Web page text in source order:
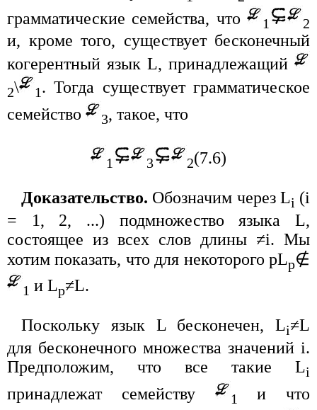
грамматические семейства, что
1 2
и, кроме того, существует бесконечный
когерентный язык L, принадлежащий
2\ 1. Тогда существует грамматическое
семейство
3, такое, что
1 3 2(7.6)
Доказательство. Обозначим через Li (i
= 1, 2, ...) подмножество языка L,
состоящее из всех слов длины ≠i. Мы
хотим показать, что для некоторого pLp∉
1 и Lp≠L.
Поскольку язык L бесконечен, Li≠L
для бесконечного множества значений i.
Предположим, что все такие Li
принадлежат семейству 1
и что